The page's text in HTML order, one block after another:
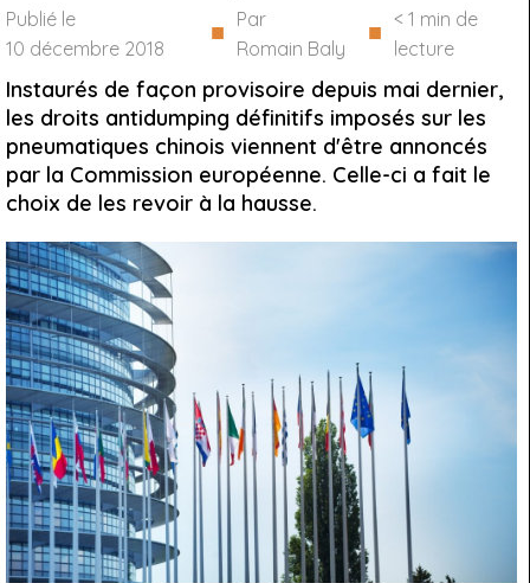
Publié le
10 décembre 2018
■ Par
Romain Baly
■ < 1 min de
lecture
Instaurés de façon provisoire depuis mai dernier,
les droits antidumping définitifs imposés sur les
pneumatiques chinois viennent d'être annoncés
par la Commission européenne. Celle-ci a fait le
choix de les revoir à la hausse.